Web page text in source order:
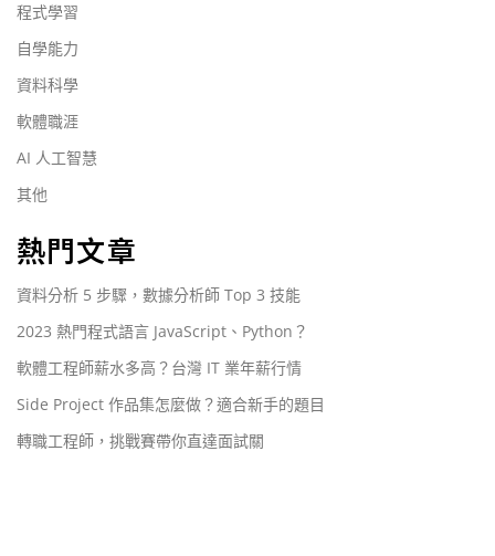
程式學習
自學能力
資料科學
軟體職涯
AI 人工智慧
其他
熱門文章
資料分析 5 步驟，數據分析師 Top 3 技能
2023 熱門程式語言 JavaScript、Python？
軟體工程師薪水多高？台灣 IT 業年薪行情
Side Project 作品集怎麼做？適合新手的題目
轉職工程師，挑戰賽帶你直達面試關